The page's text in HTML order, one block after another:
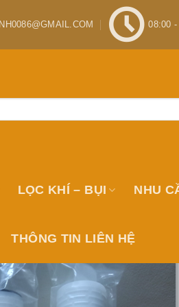
08:00 -
LỌC KHÍ – BỤI NHU
THÔNG TIN LIÊN HỆ